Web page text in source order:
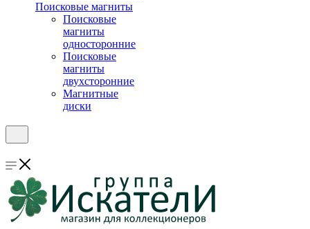
Поисковые магниты
Поисковые
магниты
односторонние
Поисковые
магниты
двухсторонние
Магнитные
диски